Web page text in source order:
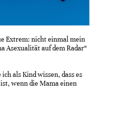
Extrem: nicht einmal mein
Asexualität auf dem Radar“
als Kind wissen, dass es
wenn die Mama einen